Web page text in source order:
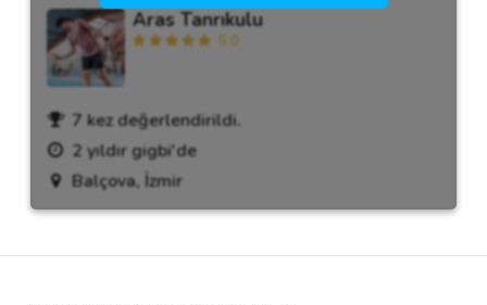
Aras Tanrıkulu
5.0
7 kez değerlendirildi.
2 yıldır gigbi'de
Balçova, İzmir